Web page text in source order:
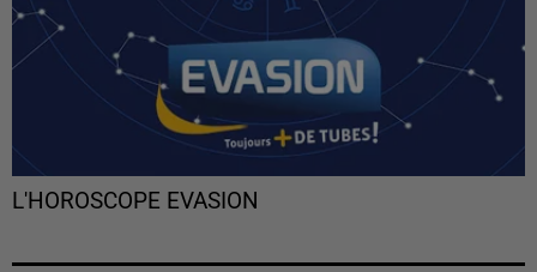
L'HOROSCOPE EVASION